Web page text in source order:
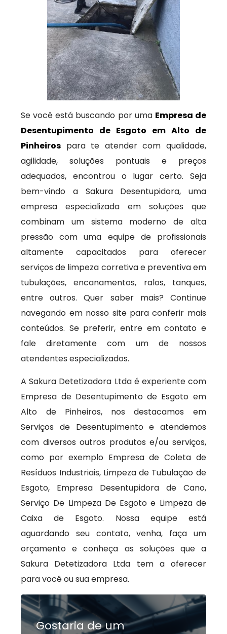
Se você está buscando por uma Empresa de
Desentupimento de Esgoto em Alto de
Pinheiros para te atender com qualidade,
agilidade, soluções pontuais e preços
adequados, encontrou o lugar certo. Seja
bem-vindo a Sakura Desentupidora, uma
empresa especializada em soluções que
combinam um sistema moderno de alta
pressão com uma equipe de profissionais
altamente capacitados para oferecer
serviços de limpeza corretiva e preventiva em
tubulações, encanamentos, ralos, tanques,
entre outros. Quer saber mais? Continue
navegando em nosso site para conferir mais
conteúdos. Se preferir, entre em contato e
fale diretamente com um de nossos
atendentes especializados.
A Sakura Detetizadora Ltda é experiente com
Empresa de Desentupimento de Esgoto em
Alto de Pinheiros, nos destacamos em
Serviços de Desentupimento e atendemos
com diversos outros produtos e/ou serviços,
como por exemplo Empresa de Coleta de
Resíduos Industriais, Limpeza de Tubulação de
Esgoto, Empresa Desentupidora de Cano,
Serviço De Limpeza De Esgoto e Limpeza de
Caixa de Esgoto. Nossa equipe está
aguardando seu contato, venha, faça um
orçamento e conheça as soluções que a
Sakura Detetizadora Ltda tem a oferecer
para você ou sua empresa.
Gostaria de um